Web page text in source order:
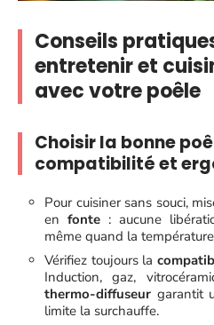
Conseils
entretenir et
avec votre poêle
Choisir la bonne
compatibilité et
Pour cuisiner sans souci,
en fonte: aucune
même quand la
Vérifiez toujours la
Induction, gaz,
thermo-diffuseur garantit
limite la surchauffe.